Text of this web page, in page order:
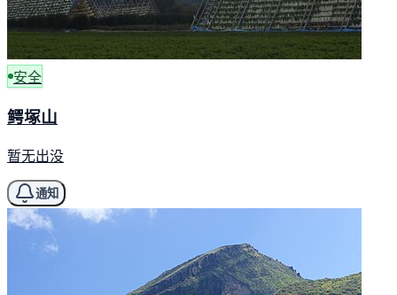
安全
鳄塚山
暂无出没
通知